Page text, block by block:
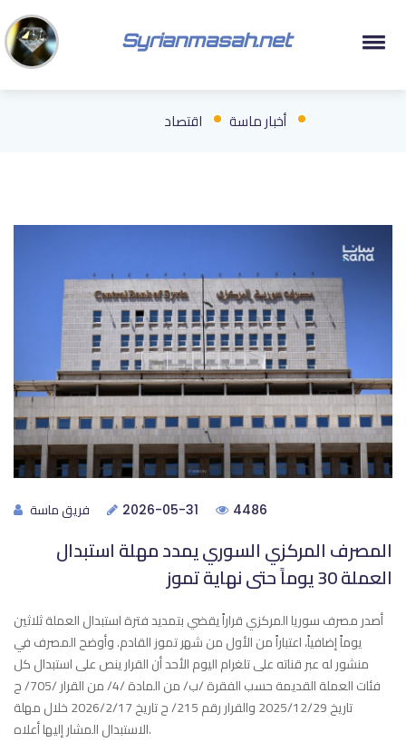
Syrianmasah.net
أخبار ماسة اقتصاد
فريق ماسة 2026-05-31 4486
المصرف المركزي السوري يمدد مهلة استبدال
العملة 30 يوماً حتى نهاية تموز
أصدر مصرف سوريا المركزي قراراً يقضي بتمديد فترة استبدال العملة ثلاثين
يوماً إضافياً، اعتباراً من الأول من شهر تموز القادم. وأوضح المصرف في
منشور له عبر قناته على تلغرام اليوم الأحد أن القرار ينص على استبدال كل
فئات العملة القديمة حسب الفقرة /ب/ من المادة /4/ من القرار /705/ ح
تاريخ 2025/12/29 والقرار رقم 215/ ح تاريخ 2026/2/17 خلال مهلة
الاستبدال المشار إليها أعلاه.